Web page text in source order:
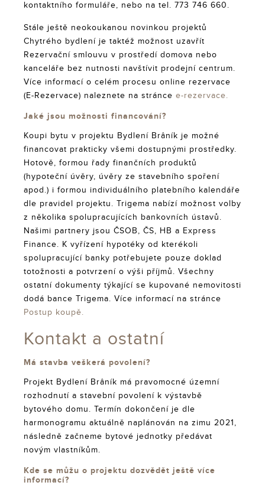
kontaktního formuláře, nebo na tel. 773 746 660.
Stále ještě neokoukanou novinkou projektů
Chytrého bydlení je taktéž možnost uzavřít
Rezervační smlouvu v prostředí domova nebo
kanceláře bez nutnosti navštívit prodejní centrum.
Více informací o celém procesu online rezervace
(E-Rezervace) naleznete na stránce e-rezervace.
Jaké jsou možnosti financování?
Koupi bytu v projektu Bydlení Brâník je možné
financovat prakticky všemi dostupnými prostředky.
Hotově, formou řady finančních produktů
(hypoteční úvěry, úvěry ze stavebního spoření
apod.) i formou individuálního platebního kalendáře
dle pravidel projektu. Trigema nabízí možnost volby
z několika spolupracujících bankovních ústavů.
Našimi partnery jsou ČSOB, ČS, HB a Express
Finance. K vyřízení hypotéky od kterékoli
spolupracující banky potřebujete pouze doklad
totožnosti a potvrzení o výši příjmů. Všechny
ostatní dokumenty týkající se kupované nemovitosti
dodá bance Trigema. Více informací na stránce
Postup koupě.
Kontakt a ostatní
Má stavba veškerá povolení?
Projekt Bydlení Brâník má pravomocné územní
rozhodnutí a stavební povolení k výstavbě
bytového domu. Termín dokončení je dle
harmonogramu aktuálně naplánován na zimu 2021,
následně začneme bytové jednotky předávat
novým vlastníkům.
Kde se můžu o projektu dozvědět ještě více
informací?